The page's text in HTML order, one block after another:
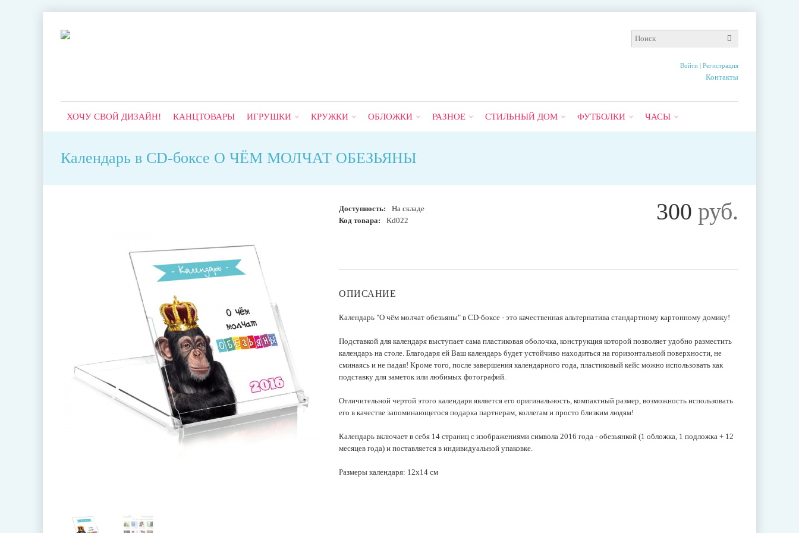
Войти| Регистрация
Контакты
ХОЧУ СВОЙ ДИЗАЙН! КАНЦТОВАРЫ ИГРУШКИ КРУЖКИ ОБЛОЖКИ РАЗНОЕ СТИЛЬНЫЙ ДОМ ФУТБОЛКИ ЧАСЫ
Календарь в CD-боксе О ЧЁМ МОЛЧАТ ОБЕЗЬЯНЫ
300 руб.
Доступность:
На складе
Код товара:
Kd022
ОПИСАНИЕ
Календарь "О чём молчат обезьяны" в CD-боксе - это качественная альтернатива стандартному картонному домику!
Подставкой для календаря выступает сама пластиковая оболочка, конструкция которой позволяет удобно разместить
календарь на столе. Благодаря ей Ваш календарь будет устойчиво находиться на горизонтальной поверхности, не
сминаясь и не падая! Кроме того, после завершения календарного года, пластиковый кейс можно использовать как
подставку для заметок или любимых фотографий.
Отличительной чертой этого календаря является его оригинальность, компактный размер, возможность использовать
его в качестве запоминающегося подарка партнерам, коллегам и просто близким людям!
Календарь включает в себя 14 страниц с изображениями символа 2016 года - обезьянкой (1 обложка, 1 подложка + 12
месяцев года) и поставляется в индивидуальной упаковке.
Размеры календаря: 12х14 см